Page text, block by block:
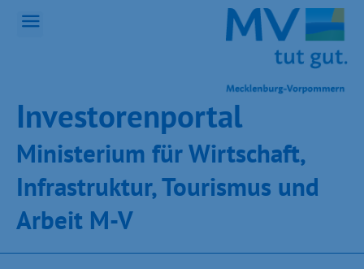
Inves­toren­por­tal
Ministeri­um für Wirt­schaft,
Infra­struk­tur, Tou­ris­mus und
Ar­beit M-V